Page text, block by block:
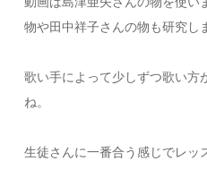
物や田中祥子さんの物も研究し
歌い手によって少しずつ歌い方
ね。
生徒さんに一番合う感じでレッ